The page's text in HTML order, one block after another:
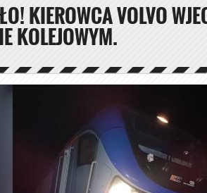
KIEROWCA VOLVO
KOLEJOWYM.